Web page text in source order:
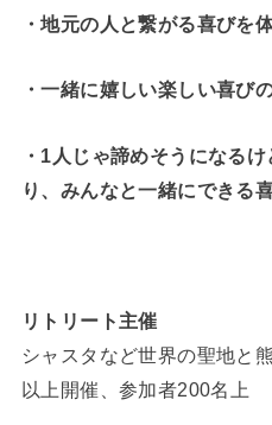
・地元の人と繋がる喜びを
・一緒に嬉しい楽しい喜び
・1人じゃ諦めそうになる
り、みんなと一緒にできる
リトリート主催
シャスタなど世界の聖地と
以上開催、参加者200名上